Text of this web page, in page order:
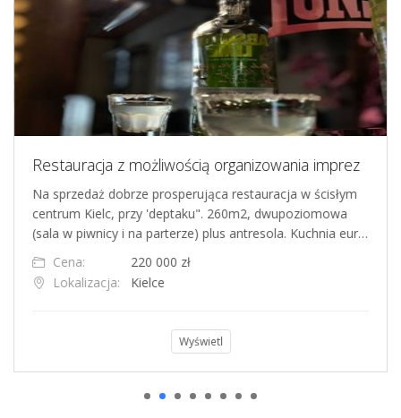
Restauracja z możliwością organizowania imprez
Na sprzedaż dobrze prosperująca restauracja w ścisłym
centrum Kielc, przy 'deptaku". 260m2, dwupoziomowa
(sala w piwnicy i na parterze) plus antresola. Kuchnia eur…
Cena:
220 000 zł
Lokalizacja:
Kielce
Wyświetl